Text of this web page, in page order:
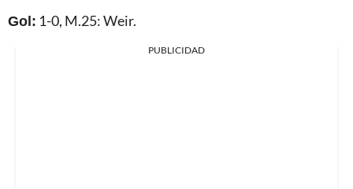
Gol: 1-0, M.25: Weir.
PUBLICIDAD